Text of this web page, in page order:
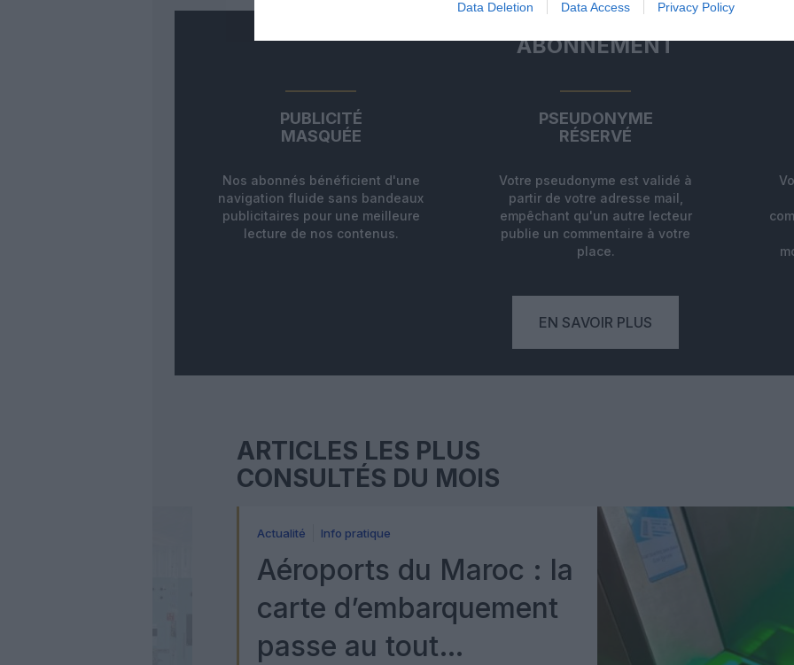
Data Deletion Data Access Privacy Policy
ABONNEMENT
PUBLICITÉ
MASQUÉE
Nos abonnés bénéficient d'une
navigation fluide sans bandeaux
publicitaires pour une meilleure
lecture de nos contenus.
PSEUDONYME
RÉSERVÉ
Votre pseudonyme est validé à
partir de votre adresse mail,
empêchant qu'un autre lecteur
publie un commentaire à votre
place.
EN SAVOIR PLUS
ARTICLES LES PLUS
CONSULTÉS DU MOIS
Actualité Info pratique
Aéroports du Maroc : la
carte d’embarquement
passe au tout